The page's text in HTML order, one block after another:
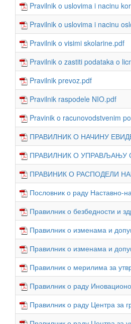
Pravilnik o uslovima i nacinu
Pravilnik o uslovima i nacinu
Pravilnik o visimi skolarine.pdf
Pravilnik o zastiti podataka o
Pravilnik prevoz.pdf
Pravilnik raspodele NIO.pdf
Pravinik o racunovodstvenim
ПРАВИЛНИК О НАЧИНУ
ПРАВИЛНИК О УПРАВЉАЊУ
ПРАВИНИК О РАСПОДЕЛИ
Пословник о раду Наставно-
Правилник о безбедности и
Правилник о изменама и
Правилник о изменама и
Правилник о мерилима за
Правилник о раду
Правилник о раду Центра за